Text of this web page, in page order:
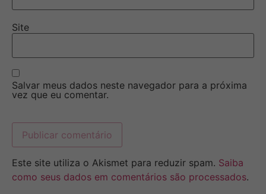
Site
Salvar meus dados neste navegador para a próxima
vez que eu comentar.
Este site utiliza o Akismet para reduzir spam. Saiba
como seus dados em comentários são processados.